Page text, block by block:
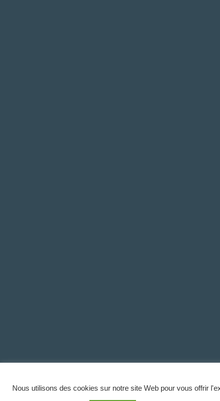
Nous utilisons des cookies sur notre site Web pour vous offrir